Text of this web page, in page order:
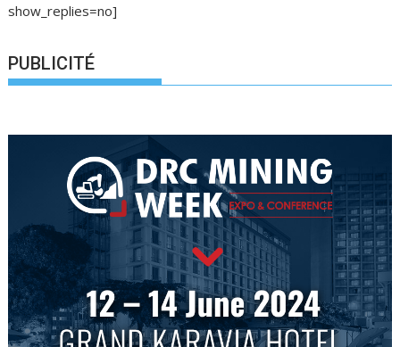
show_replies=no]
PUBLICITÉ